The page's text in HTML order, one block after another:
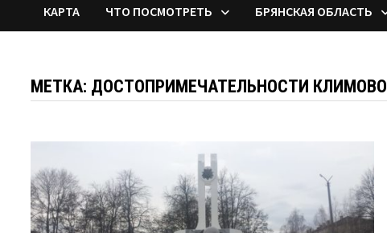
КАРТА ЧТО ПОСМОТРЕТЬ БРЯНСКАЯ ОБЛАСТЬ
МЕТКА: ДОСТОПРИМЕЧАТЕЛЬНОСТИ КЛИМОВО